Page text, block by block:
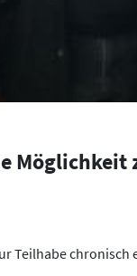
Teilhabe